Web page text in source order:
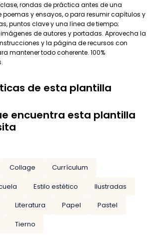
rondas de práctica antes de una
poemas y ensayos, o para resumir capítulos y
puntos clave y una línea de tiempo;
de autores y portadas. Aprovecha la
y la página de recursos con
mantener todo coherente. 100%
de esta plantilla
encuentra esta plantilla
Collage
Currículum
Estilo estético
Ilustradas
Literatura Papel
Pastel
Tierno